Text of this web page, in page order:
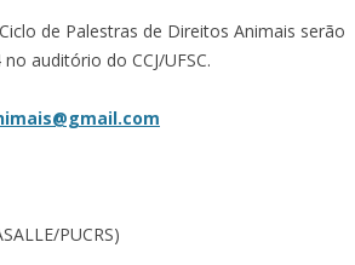
de Palestras de Direitos Animais serão
auditório do CCJ/UFSC.
PUCRS)